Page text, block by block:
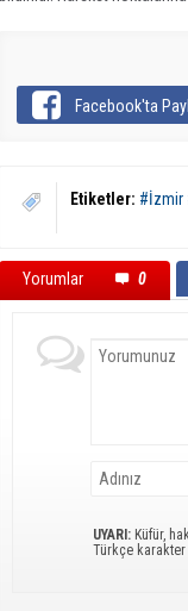
Facebook'ta
Etiketler: #İzmir
Yorumlar 0
UYARI: Küfür,
Türkçe karakter